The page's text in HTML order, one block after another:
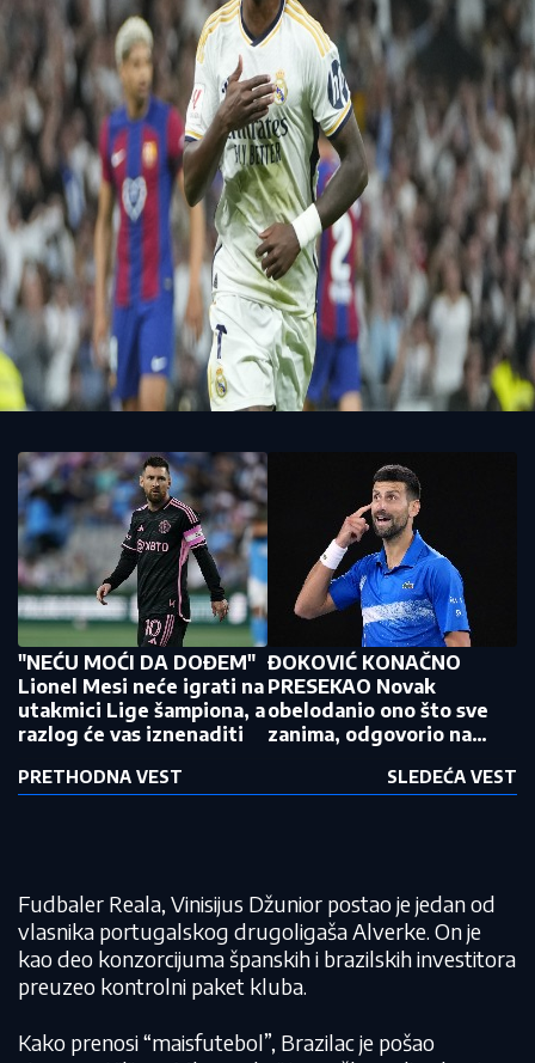
"NEĆU MOĆI DA DOĐEM"
Lionel Mesi neće igrati na
utakmici Lige šampiona, a
razlog će vas iznenaditi
PRETHODNA VEST
ĐOKOVIĆ KONAČNO
PRESEKAO Novak
obelodanio ono što sve
zanima, odgovorio na
SLEDEĆA VEST
Fudbaler Reala, Vinisijus Džunior postao je jedan od
vlasnika portugalskog drugoligaša Alverke. On je
kao deo konzorcijuma španskih i brazilskih investitora
preuzeo kontrolni paket kluba.
Kako prenosi “maisfutebol”, Brazilac je pošao